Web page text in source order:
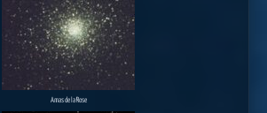
Amas de la Rose